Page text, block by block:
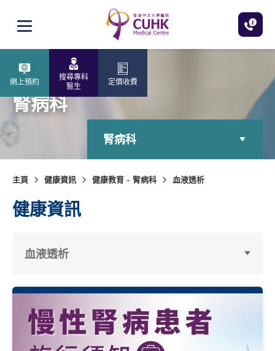
打開選單
網上預約
搜尋專科
醫生
定價收費
腎病科
腎病科
主頁 健康資訊 健康教育 - 腎病科 血液透析
健康資訊
血液透析